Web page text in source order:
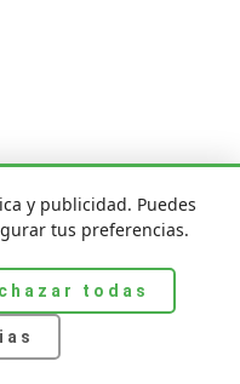
y publicidad. Puedes
tus preferencias.
todas